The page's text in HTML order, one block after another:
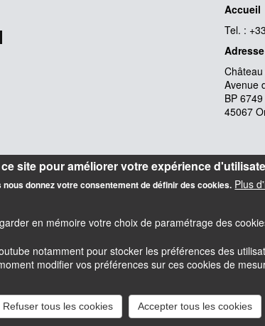
Accueil
Tel. :
Avenue
BP 6749
45067
Bluesky Accessibilité :
site pour améliorer votre expérience
donnez votre consentement de définir des cookies. Plus
en mémoire votre choix de paramétrage des
notamment pour stocker les préférences des
modifier vos préférences sur ces cookies de
Refuser tous les cookies Accepter tous les cookies